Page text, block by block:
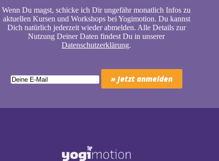
Wenn Du magst, schicke ich Dir ungefähr monatlich Infos zu
aktuellen Kursen und Workshops bei Yogimotion. Du kannst
Dich natürlich jederzeit wieder abmelden. Alle Details zur
Nutzung Deiner Daten findest Du in unserer
Datenschutzerklärung.